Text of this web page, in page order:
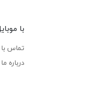
با
تماس
درباره ما